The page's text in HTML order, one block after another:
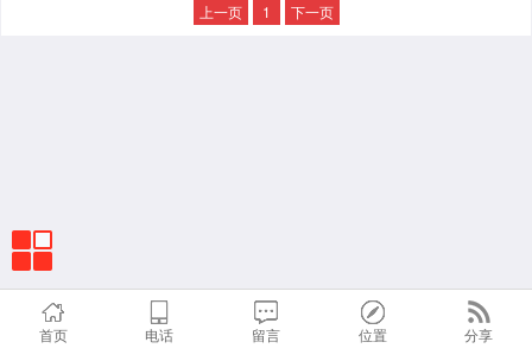
上一页 1 下一页
首页 电话 留言 位置 分享